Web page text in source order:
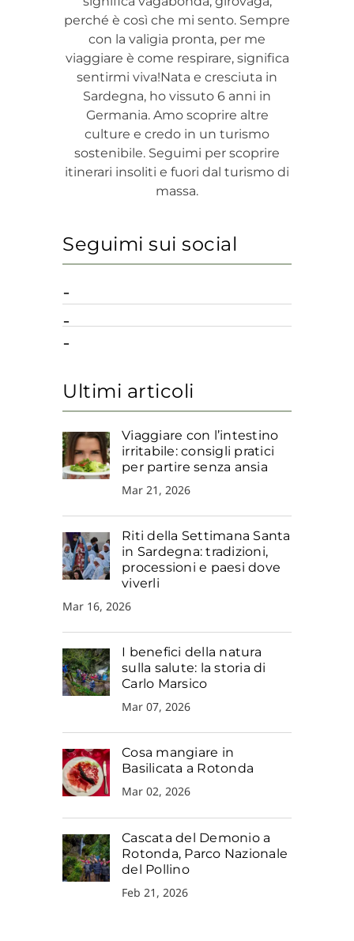
perché è così che mi sento. Sempre
con la valigia pronta, per me
viaggiare è come respirare, significa
sentirmi viva!Nata e cresciuta in
Sardegna, ho vissuto 6 anni in
Germania. Amo scoprire altre
culture e credo in un turismo
sostenibile. Seguimi per scoprire
itinerari insoliti e fuori dal turismo di
massa.
Seguimi sui social
Ultimi articoli
Viaggiare con l’intestino
irritabile: consigli pratici
per partire senza ansia
Mar 21, 2026
Riti della Settimana Santa
in Sardegna: tradizioni,
processioni e paesi dove
viverli
Mar 16, 2026
I benefici della natura
sulla salute: la storia di
Carlo Marsico
Mar 07, 2026
Cosa mangiare in
Basilicata a Rotonda
Mar 02, 2026
Cascata del Demonio a
Rotonda, Parco Nazionale
del Pollino
Feb 21, 2026